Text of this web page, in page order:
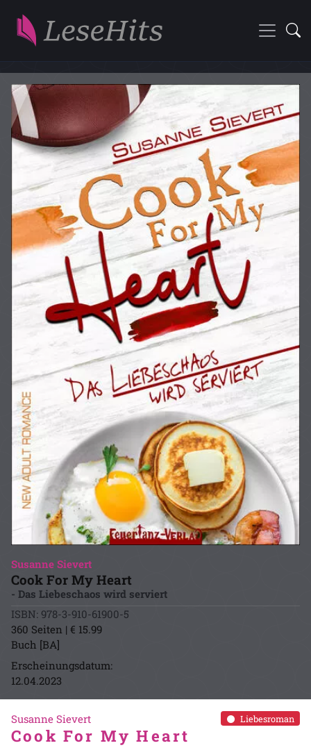
Susanne Sievert
Cook For My Heart
- Das Liebeschaos wird serviert
ISBN: 978-3-910-61900-5
360 Seiten | € 15.99
Buch [BA]
Erscheinungsdatum:
12.04.2023
Liebesroman
Susanne Sievert
Cook For My Heart